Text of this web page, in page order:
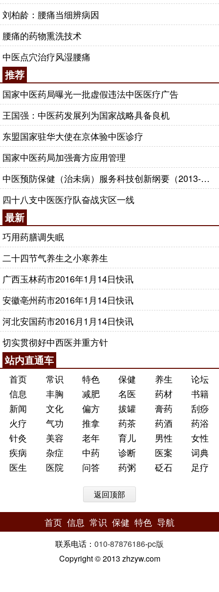
刘柏龄：腰痛当细辨病因
腰痛的药物熏洗技术
中医点穴治疗风湿腰痛
推荐
国家中医药局曝光一批虚假违法中医医疗广告
王国强：中医药发展列为国家战略具备良机
东盟国家驻华大使在京体验中医诊疗
国家中医药局加强膏方应用管理
中医预防保健（治未病）服务科技创新纲要（2013-2020年）
四十八支中医医疗队奋战灾区一线
最新
巧用药膳调失眠
二十四节气养生之小寒养生
广西玉林药市2016年1月14日快讯
安徽亳州药市2016年1月14日快讯
河北安国药市2016月1月14日快讯
切实贯彻好中西医并重方针
站内直通车
首页 常识 特色 保健 养生
论坛
信息
丰胸 减肥 名医 药材
书籍
新闻
文化 偏方 拔罐 膏药
刮痧
火疗
气功 推拿 药茶 药酒
药浴
针灸
美容 老年 育儿 男性
女性
疾病
杂症 中药 诊断 医案
词典
医生
医院 问答 药粥 砭石 足疗
返回顶部
首页 信息 常识 保健 特色 导航
联系电话： 010-87876186-pc版
Copyright © 2013 zhzyw.com